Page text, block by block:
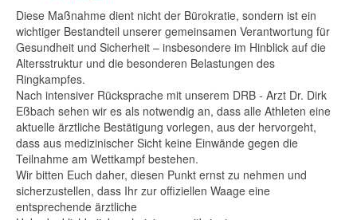
Diese Maßnahme dient nicht der Bürokratie, sondern ist ein
wichtiger Bestandteil unserer gemeinsamen Verantwortung für
Gesundheit und Sicherheit – insbesondere im Hinblick auf die
Altersstruktur und die besonderen Belastungen des
Ringkampfes.
Nach intensiver Rücksprache mit unserem DRB - Arzt Dr. Dirk
Eßbach sehen wir es als notwendig an, dass alle Athleten eine
aktuelle ärztliche Bestätigung vorlegen, aus der hervorgeht,
dass aus medizinischer Sicht keine Einwände gegen die
Teilnahme am Wettkampf bestehen.
Wir bitten Euch daher, diesen Punkt ernst zu nehmen und
sicherzustellen, dass Ihr zur offiziellen Waage eine
entsprechende ärztliche